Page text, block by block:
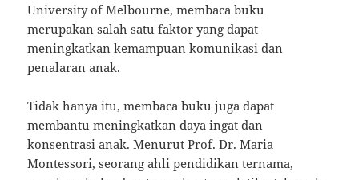
University of Melbourne, membaca buku
merupakan salah satu faktor yang dapat
meningkatkan kemampuan komunikasi dan
penalaran anak.
Tidak hanya itu, membaca buku juga dapat
membantu meningkatkan daya ingat dan
konsentrasi anak. Menurut Prof. Dr. Maria
Montessori, seorang ahli pendidikan ternama,